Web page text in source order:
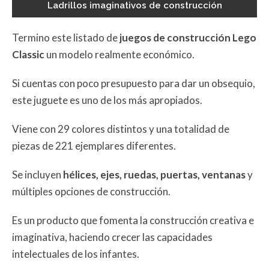
Ladrillos imaginativos de construcción
Termino este listado dejuegos de construcción Lego
Classicun modelo realmente económico.
Si cuentas con poco presupuesto para dar un obsequio,
este juguete es uno de los más apropiados.
Viene con 29 colores distintos y una totalidad de
piezas de 221 ejemplares diferentes.
Se incluyen hélices, ejes, ruedas, puertas, ventanasy
múltiples opciones de construcción.
Es un producto que fomenta la construcción creativa e
imaginativa, haciendo crecer las capacidades
intelectuales de los infantes.